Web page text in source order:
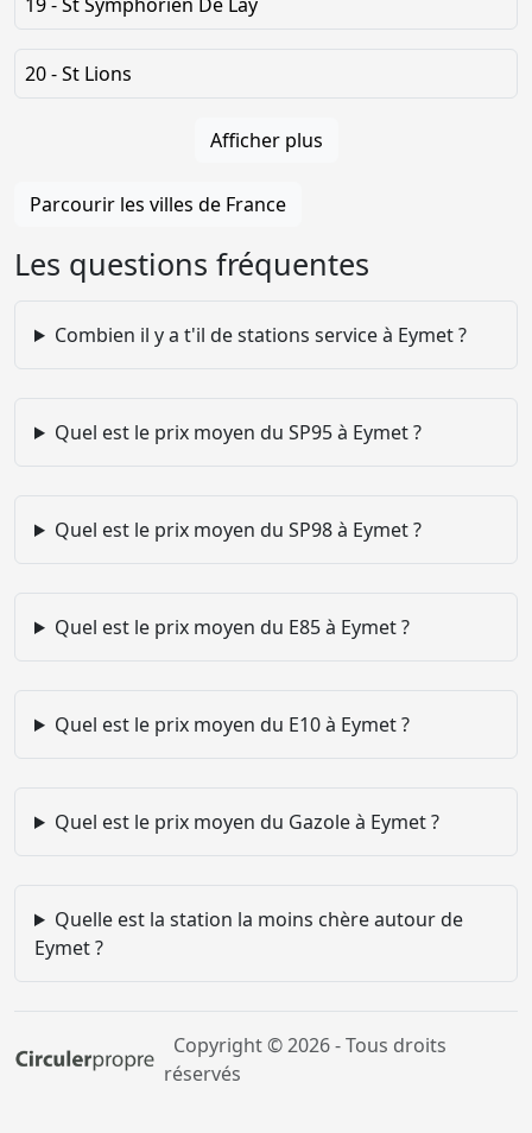
20 - St Lions
Afficher plus
Parcourir les villes de France
Les questions fréquentes
Combien il y a t'il de stations service à Eymet ?
Quel est le prix moyen du SP95 à Eymet ?
Quel est le prix moyen du SP98 à Eymet ?
Quel est le prix moyen du E85 à Eymet ?
Quel est le prix moyen du E10 à Eymet ?
Quel est le prix moyen du Gazole à Eymet ?
Quelle est la station la moins chère autour de
Eymet ?
Copyright © 2026 - Tous droits
réservés